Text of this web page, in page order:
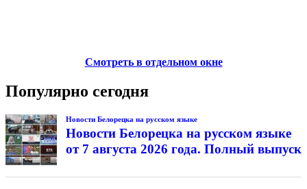
Смотреть в отдельном окне
Популярно сегодня
Новости Белорецка на русском языке
Новости Белорецка на русском языке
от 7 августа 2026 года. Полный выпуск